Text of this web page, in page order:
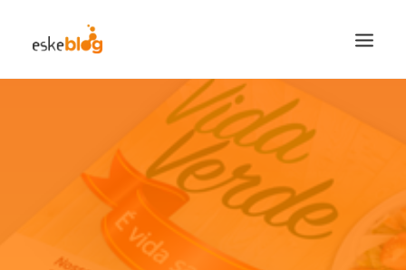
CADASTRE-SE
VISITE A LOJA
SEARCH